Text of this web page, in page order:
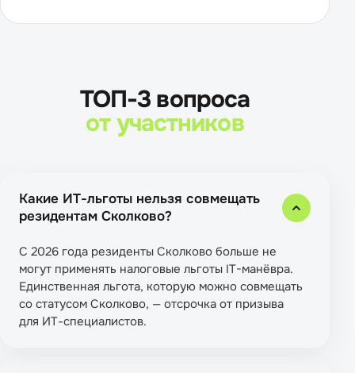
ТОП-3 вопроса
от участников
Какие ИТ-льготы нельзя совмещать
резидентам Сколково?
С 2026 года резиденты Сколково больше не
могут применять налоговые льготы IT-манёвра.
Единственная льгота, которую можно совмещать
со статусом Сколково, — отсрочка от призыва
для ИТ-специалистов.